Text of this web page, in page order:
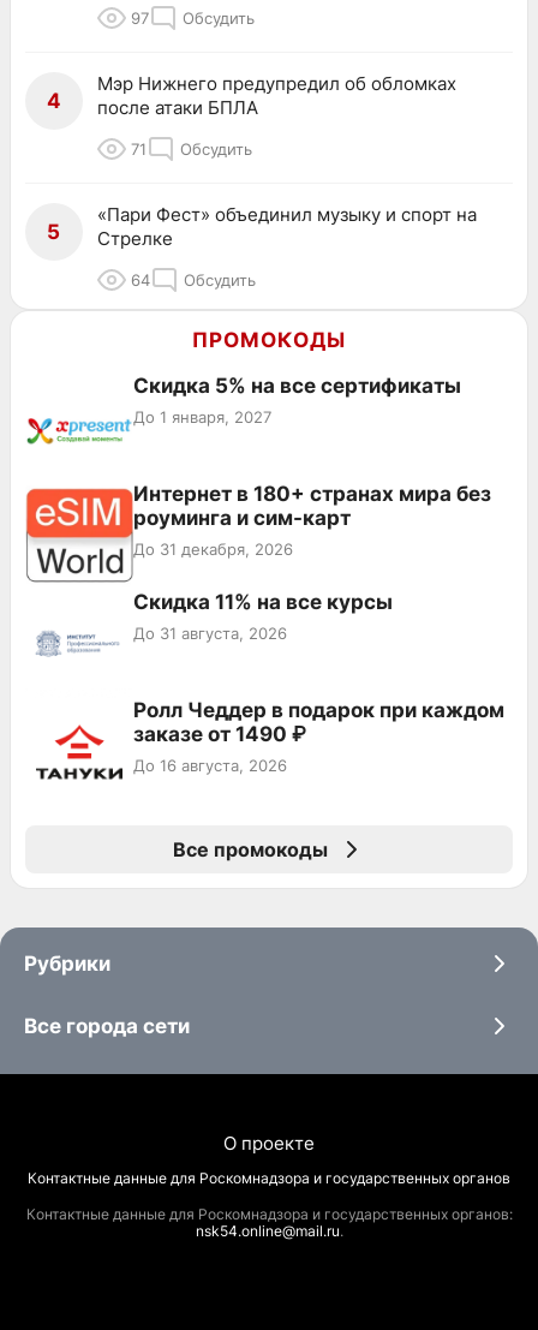
97 Обсудить
4
Мэр Нижнего предупредил об обломках
после атаки БПЛА
71 Обсудить
5
«Пари Фест» объединил музыку и спорт на
Стрелке
64 Обсудить
ПРОМОКОДЫ
Скидка 5% на все сертификаты
До 1 января, 2027
Интернет в 180+ странах мира без
роуминга и сим-карт
До 31 декабря, 2026
Скидка 11% на все курсы
До 31 августа, 2026
Ролл Чеддер в подарок при каждом
заказе от 1490 ₽
До 16 августа, 2026
Все промокоды
Рубрики
Все города сети
О проекте
Контактные данные для Роскомнадзора и государственных органов
Контактные данные для Роскомнадзора и государственных органов:
nsk54.online@mail.ru.